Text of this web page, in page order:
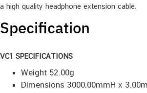
a high quality headphone extension cable.
Specification
VC1 SPECIFICATIONS
Weight 52.00g
Dimensions 3000.00mmH x